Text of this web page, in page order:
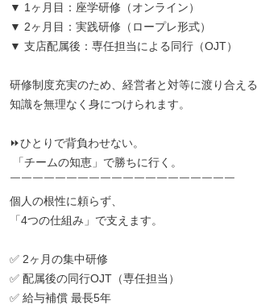
▼ 1ヶ月目：座学研修（オンライン）
▼ 2ヶ月目：実践研修（ロープレ形式）
▼ 支店配属後：専任担当による同行（OJT）
研修制度充実のため、経営者と対等に渡り合える
知識を無理なく身につけられます。
⏩ひとりで背負わせない。
￣￣￣￣￣￣￣￣￣￣￣￣￣￣￣￣￣￣￣￣
個人の根性に頼らず、
「4つの仕組み」で支えます。
✅ 2ヶ月の集中研修
✅ 配属後の同行OJT（専任担当）
✅ 給与補償 最長5年